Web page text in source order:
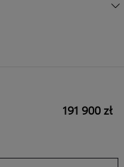
191 900 zł